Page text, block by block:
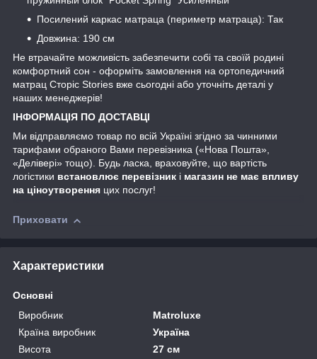
Посилений каркас матраца (периметр матраца): Так
Довжина: 190 см
Не втрачайте можливість забезпечити собі та своїй родині
комфортний сон - оформіть замовлення на ортопедичний
матрац Сторіс Stories вже сьогодні або уточніть деталі у
наших менеджерів!
ІНФОРМАЦІЯ ПО ДОСТАВЦІ
Ми відправляємо товар по всій Україні згідно за чинними
тарифами обраного Вами перевізника («Нова Пошта»,
«Делівері» тощо). Будь ласка, враховуйте, що вартість
логістики встановлює перевізник і магазин не має впливу
на ціноутворення цих послуг!
Приховати
Характеристики
Основні
Виробник
Matroluxe
Країна виробник
Україна
Висота
27 см